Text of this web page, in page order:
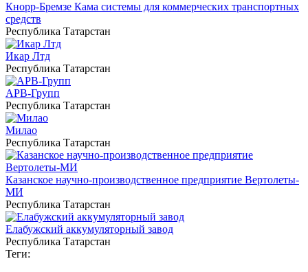
Кнорр-Бремзе Кама системы для коммерческих транспортных
средств
Республика Татарстан
Икар Лтд
Республика Татарстан
АРВ-Групп
Республика Татарстан
Милао
Республика Татарстан
Казанское научно-производственное предприятие Вертолеты-
МИ
Республика Татарстан
Елабужский аккумуляторный завод
Республика Татарстан
Теги: